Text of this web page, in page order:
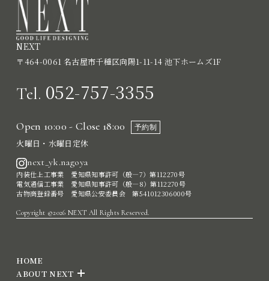
NEXT
〒464-0061 名古屋市千種区向陽1-11-14 池下ホームズ1F
Tel. 052-757-3355
Open 10:00 - Close 18:00 予約制
火曜日・水曜日定休
next_yk.nagoya
内装仕上工事業 愛知県知事許可（般―7）第112270号
電気通信工事業 愛知県知事許可（般―8）第112270号
古物商登録番号 愛知県公安委員会 第541012306000号
Copyright ©2026 NEXT All Rights Reserved.
HOME
ABOUT NEXT